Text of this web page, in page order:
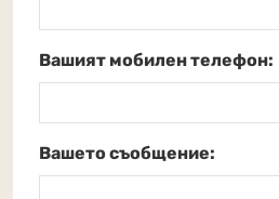
Вашият мобилен телефон:
Вашето съобщение: